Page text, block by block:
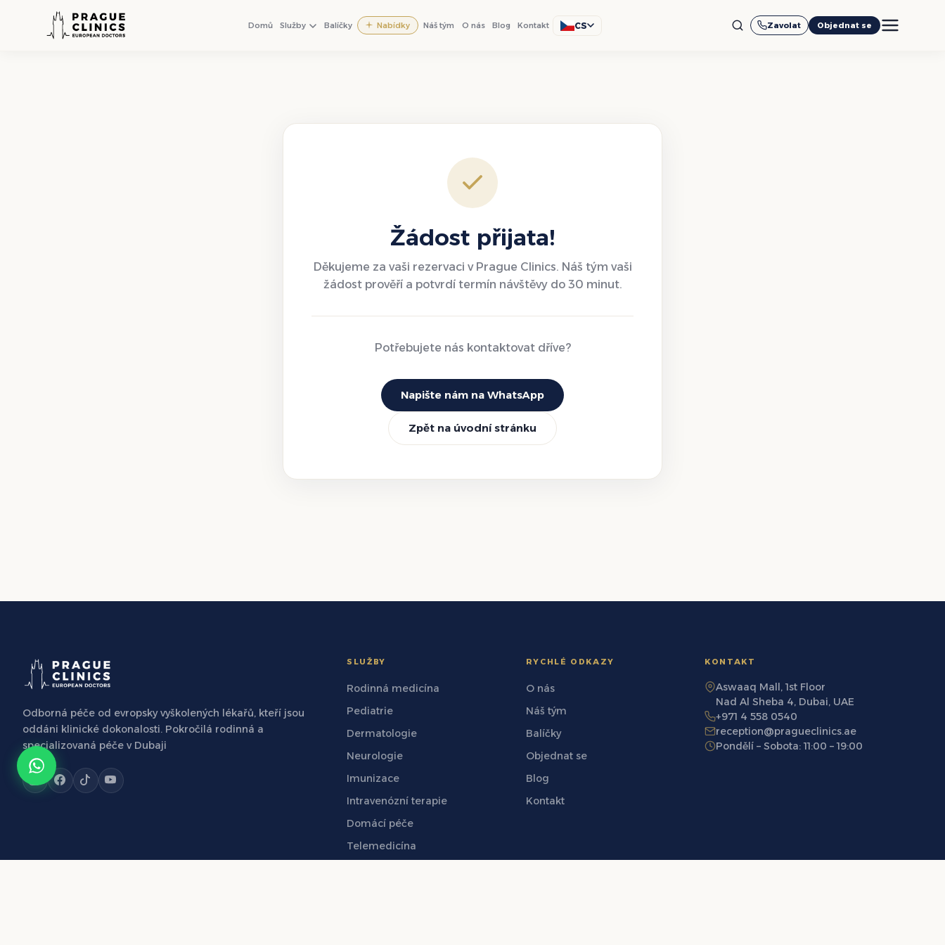
+971 4 558 0540
Domů
Služby Balíčky Nabídky Náš tým O nás Blog Kontakt CS Zavolat Objednat se
Žádost přijata!
Děkujeme za vaši rezervaci v Prague Clinics. Náš tým vaši
žádost prověří a potvrdí termín návštěvy do 30 minut.
Potřebujete nás kontaktovat dříve?
Napište nám na WhatsApp
Zpět na úvodní stránku
Odborná péče od evropsky vyškolených lékařů, kteří jsou
oddáni klinické dokonalosti. Pokročilá rodinná a
specializovaná péče v Dubaji
SLUŽBY
Rodinná medicína
Pediatrie
Dermatologie
Neurologie
Imunizace
Intravenózní terapie
Domácí péče
Telemedicína
RYCHLÉ ODKAZY
O nás
Náš tým
Balíčky
Objednat se
Blog
Kontakt
KONTAKT
Aswaaq Mall, 1st Floor
Nad Al Sheba 4, Dubai, UAE
+971 4 558 0540
reception@pragueclinics.ae
Pondělí – Sobota: 11:00 – 19:00